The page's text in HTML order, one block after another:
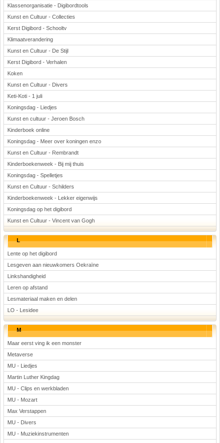
Klassenorganisatie - Digibordtools
Kunst en Cultuur - Collecties
Kerst Digibord - Schooltv
Klimaatverandering
Kunst en Cultuur - De Stijl
Kerst Digibord - Verhalen
Koken
Kunst en Cultuur - Divers
Keti-Koti - 1 juli
Koningsdag - Liedjes
Kunst en cultuur - Jeroen Bosch
Kinderboek online
Koningsdag - Meer over koningen enzo
Kunst en Cultuur - Rembrandt
Kinderboekenweek - Bij mij thuis
Koningsdag - Spelletjes
Kunst en Cultuur - Schilders
Kinderboekenweek - Lekker eigenwijs
Koningsdag op het digibord
Kunst en Cultuur - Vincent van Gogh
L
Lente op het digibord
Lesgeven aan nieuwkomers Oekraïne
Linkshandigheid
Leren op afstand
Lesmateriaal maken en delen
LO - Lesidee
M
Maar eerst ving ik een monster
Metaverse
MU - Liedjes
Martin Luther Kingdag
MU - Clips en werkbladen
MU - Mozart
Max Verstappen
MU - Divers
MU - Muziekinstrumenten